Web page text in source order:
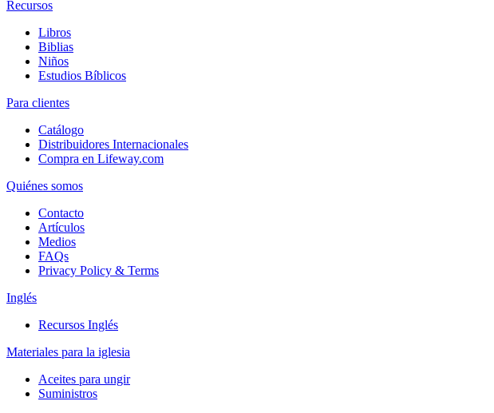
Recursos
Libros
Biblias
Niños
Estudios Bíblicos
Para clientes
Catálogo
Distribuidores Internacionales
Compra en Lifeway.com
Quiénes somos
Contacto
Artículos
Medios
FAQs
Privacy Policy & Terms
Inglés
Recursos Inglés
Materiales para la iglesia
Aceites para ungir
Suministros